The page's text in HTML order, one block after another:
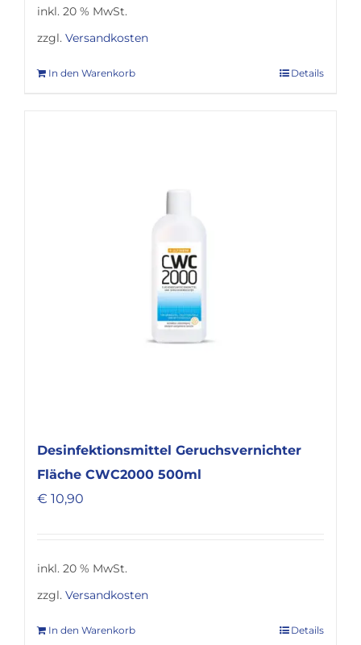
inkl. 20 % MwSt.
zzgl. Versandkosten
In den Warenkorb Details
Desinfektionsmittel Geruchsvernichter
Fläche CWC2000 500ml
€ 10,90
inkl. 20 % MwSt.
zzgl. Versandkosten
In den Warenkorb Details